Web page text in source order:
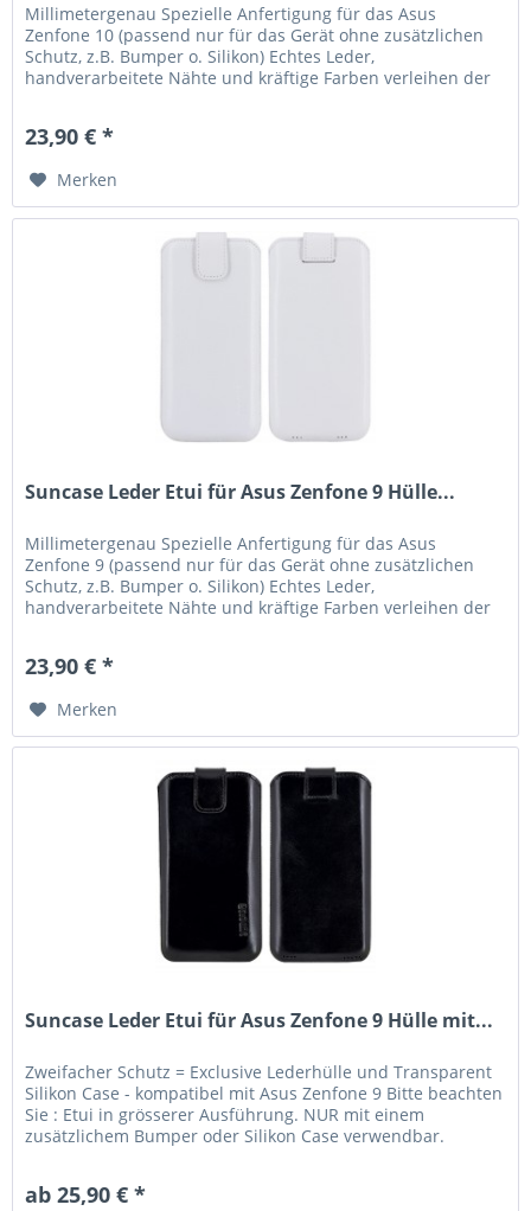
Millimetergenau Spezielle Anfertigung für das Asus
Zenfone 10 (passend nur für das Gerät ohne zusätzlichen
Schutz, z.B. Bumper o. Silikon) Echtes Leder,
handverarbeitete Nähte und kräftige Farben verleihen der
23,90 € *
Merken
Suncase Leder Etui für Asus Zenfone 9 Hülle...
Millimetergenau Spezielle Anfertigung für das Asus
Zenfone 9 (passend nur für das Gerät ohne zusätzlichen
Schutz, z.B. Bumper o. Silikon) Echtes Leder,
handverarbeitete Nähte und kräftige Farben verleihen der
23,90 € *
Merken
Suncase Leder Etui für Asus Zenfone 9 Hülle mit...
Zweifacher Schutz = Exclusive Lederhülle und Transparent
Silikon Case - kompatibel mit Asus Zenfone 9 Bitte beachten
Sie : Etui in grösserer Ausführung. NUR mit einem
zusätzlichem Bumper oder Silikon Case verwendbar.
ab 25,90 € *